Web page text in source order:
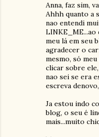
Anna, faz sim,
Ahhh quanto a
nao entendi
meu lá em seu
agradecer o
mesmo, só
clicar sobre
nao sei se era
escreva
Ja estou indo
blog, o seu é
mais...muito